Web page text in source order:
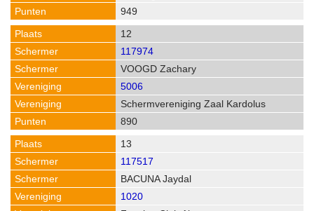
949
12
117974
VOOGD Zachary
5006
Schermvereniging Zaal Kardolus
890
13
117517
BACUNA Jaydal
1020